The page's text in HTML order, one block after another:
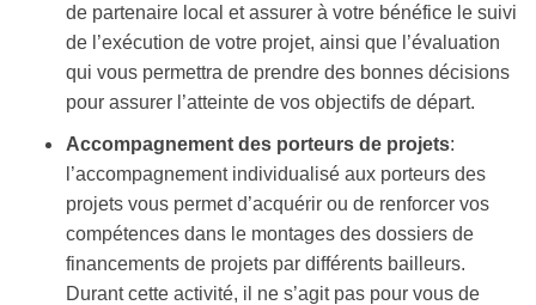
de partenaire local et assurer à votre bénéfice le suivi
de l’exécution de votre projet, ainsi que l’évaluation
qui vous permettra de prendre des bonnes décisions
pour assurer l’atteinte de vos objectifs de départ.
Accompagnement des porteurs de projets:
l’accompagnement individualisé aux porteurs des
projets vous permet d’acquérir ou de renforcer vos
compétences dans le montages des dossiers de
financements de projets par différents bailleurs.
Durant cette activité, il ne s’agit pas pour vous de